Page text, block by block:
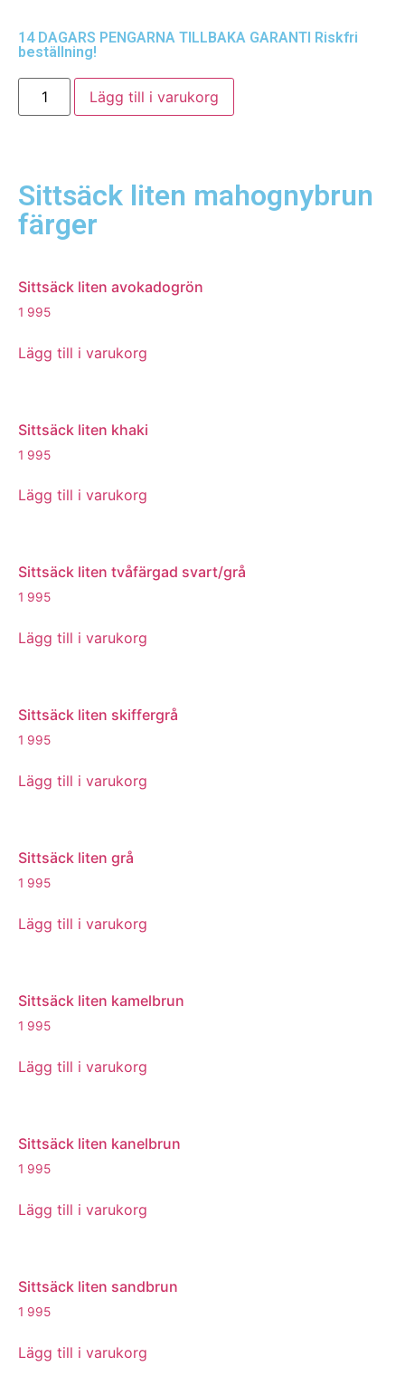
14 DAGARS PENGARNA TILLBAKA GARANTI Riskfri
beställning!
Lägg till i varukorg
Sittsäck liten mahognybrun
färger
Sittsäck liten avokadogrön
1 995
Lägg till i varukorg
Sittsäck liten khaki
1 995
Lägg till i varukorg
Sittsäck liten tvåfärgad svart/grå
1 995
Lägg till i varukorg
Sittsäck liten skiffergrå
1 995
Lägg till i varukorg
Sittsäck liten grå
1 995
Lägg till i varukorg
Sittsäck liten kamelbrun
1 995
Lägg till i varukorg
Sittsäck liten kanelbrun
1 995
Lägg till i varukorg
Sittsäck liten sandbrun
1 995
Lägg till i varukorg